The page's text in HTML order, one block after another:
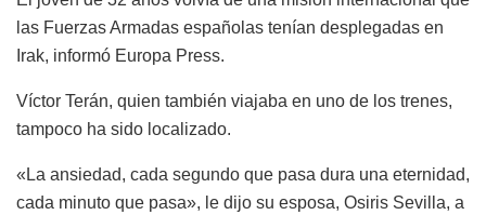
las Fuerzas Armadas españolas tenían desplegadas en
Irak, informó Europa Press.
Víctor Terán, quien también viajaba en uno de los trenes,
tampoco ha sido localizado.
«La ansiedad, cada segundo que pasa dura una eternidad,
cada minuto que pasa», le dijo su esposa, Osiris Sevilla, a